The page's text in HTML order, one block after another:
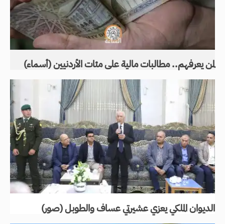
لمن يعرفهم.. مطالبات مالية على مئات الأردنيين (أسماء)
الديوان الملكي يعزي عشيرتي عساف والطوبل (صور)